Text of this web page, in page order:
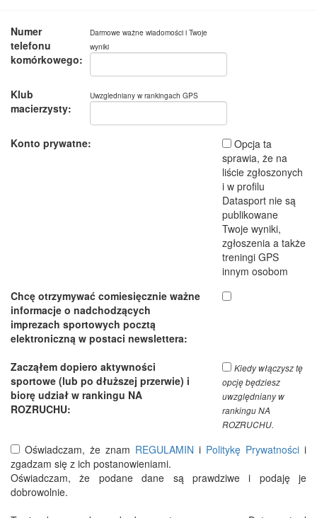
Numer
telefonu
komórkowego:
Darmowe ważne wiadomości i Twoje
wyniki
Klub
macierzysty:
Uwzgledniany w rankingach GPS
Konto prywatne:
Opcja ta
sprawia, że na
liście zgłoszonych
i w profilu
Datasport nie są
publikowane
Twoje wyniki,
zgłoszenia a także
treningi GPS
innym osobom
Chcę otrzymywać comiesięcznie ważne
informacje o nadchodzących
imprezach sportowych pocztą
elektroniczną w postaci newslettera:
Zacząłem dopiero aktywności
sportowe (lub po dłuższej przerwie) i
biorę udział w rankingu NA
ROZRUCHU:
Kiedy włączysz tę
opcję będziesz
uwzględniany w
rankingu NA
ROZRUCHU.
Oświadczam, że znam REGULAMIN i Politykę Prywatności i
zgadzam się z ich postanowieniami.
Oświadczam, że podane dane są prawdziwe i podaję je
dobrowolnie.